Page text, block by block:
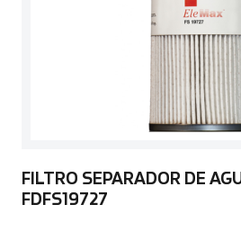
FILTRO SEPARADOR DE
FDFS19727